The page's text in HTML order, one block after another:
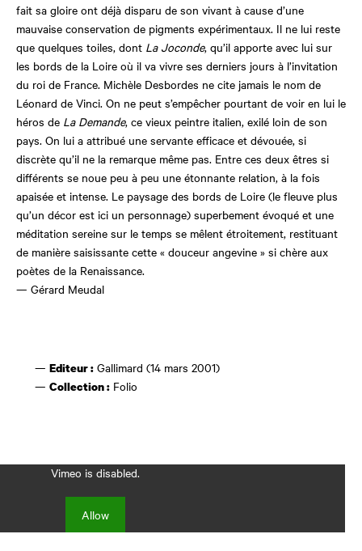
fait sa gloire ont déjà disparu de son vivant à cause d’une
mauvaise conservation de pigments expérimentaux. Il ne lui reste
que quelques toiles, dont La Joconde, qu’il apporte avec lui sur
les bords de la Loire où il va vivre ses derniers jours à l’invitation
du roi de France. Michèle Desbordes ne cite jamais le nom de
Léonard de Vinci. On ne peut s’empêcher pourtant de voir en lui le
héros de La Demande, ce vieux peintre italien, exilé loin de son
pays. On lui a attribué une servante efficace et dévouée, si
discrète qu’il ne la remarque même pas. Entre ces deux êtres si
différents se noue peu à peu une étonnante relation, à la fois
apaisée et intense. Le paysage des bords de Loire (le fleuve plus
qu’un décor est ici un personnage) superbement évoqué et une
méditation sereine sur le temps se mêlent étroitement, restituant
de manière saisissante cette « douceur angevine » si chère aux
poètes de la Renaissance.
— Gérard Meudal
Editeur :Gallimard (14 mars 2001)
Collection :Folio
Vimeo is disabled.
Allow